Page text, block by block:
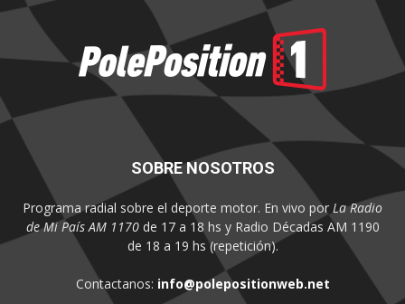
SOBRE NOSOTROS
Programa radial sobre el deporte motor. En vivo por La Radio
de Mi País AM 1170de 17 a 18 hs y Radio Décadas AM 1190
de 18 a 19 hs (repetición).
Contactanos: info@polepositionweb.net